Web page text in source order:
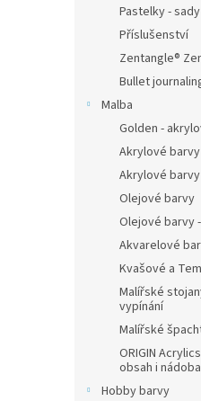
Pastelky -
Příslušenství
Zentangle®
Bullet
Malba
Golden -
Akrylové barvy
Akrylové
Olejové barvy
Olejové barvy
Akvarelové
Kvašové a
Malířské
vypínání
Malířské
ORIGIN
obsah i
Hobby barvy